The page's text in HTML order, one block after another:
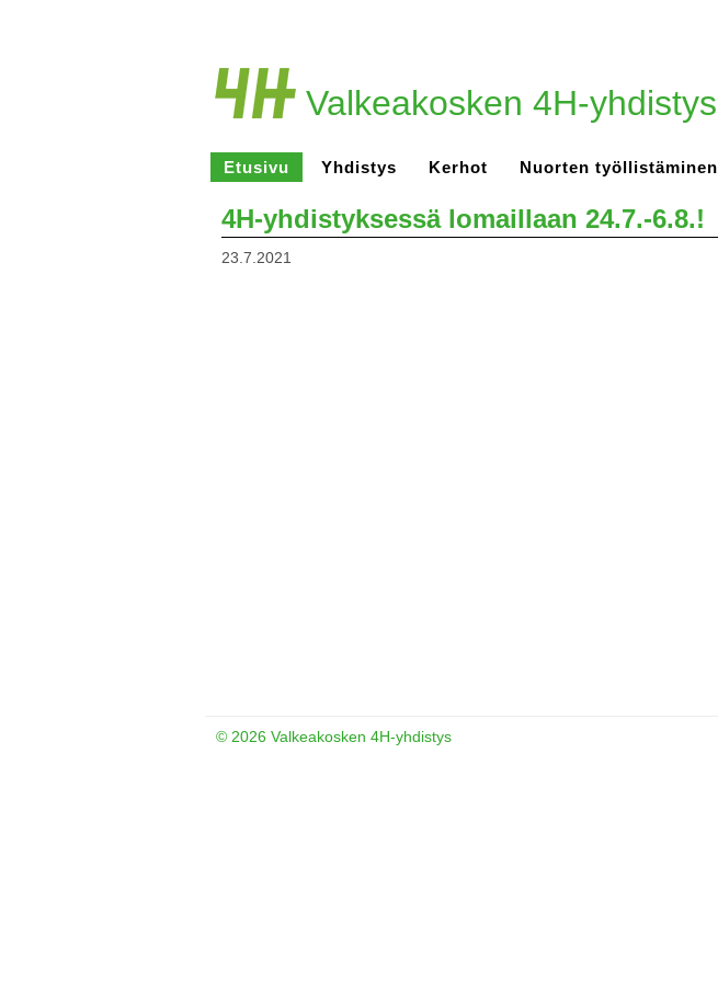
Valkeakosken 4H-yhdistys
Etusivu Yhdistys Kerhot Nuorten työllistäminen
4H-yhdistyksessä lomaillaan 24.7.-6.8.!
23.7.2021
© 2026 Valkeakosken 4H-yhdistys